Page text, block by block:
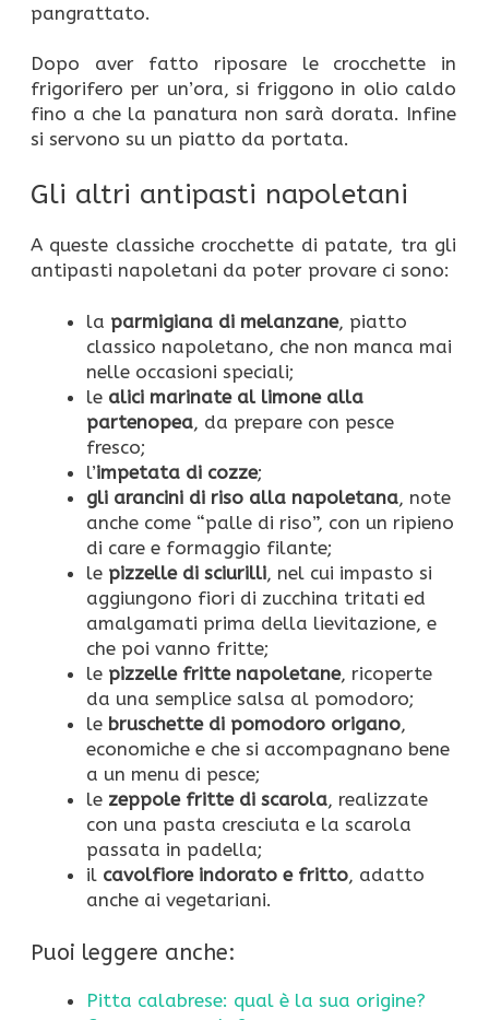
pangrattato.
Dopo aver fatto riposare le crocchette in
frigorifero per un’ora, si friggono in olio caldo
fino a che la panatura non sarà dorata. Infine
si servono su un piatto da portata.
Gli altri antipasti napoletani
A queste classiche crocchette di patate, tra gli
antipasti napoletani da poter provare ci sono:
la parmigiana di melanzane, piatto
classico napoletano, che non manca mai
nelle occasioni speciali;
le alici marinate al limone alla
partenopea, da prepare con pesce
fresco;
l’impetata di cozze;
gli arancini di riso alla napoletana, note
anche come “palle di riso”, con un ripieno
di care e formaggio filante;
le pizzelle di sciurilli, nel cui impasto si
aggiungono fiori di zucchina tritati ed
amalgamati prima della lievitazione, e
che poi vanno fritte;
le pizzelle fritte napoletane, ricoperte
da una semplice salsa al pomodoro;
le bruschette di pomodoro origano,
economiche e che si accompagnano bene
a un menu di pesce;
le zeppole fritte di scarola, realizzate
con una pasta cresciuta e la scarola
passata in padella;
il cavolfiore indorato e fritto, adatto
anche ai vegetariani.
Puoi leggere anche:
Pitta calabrese: qual è la sua origine?